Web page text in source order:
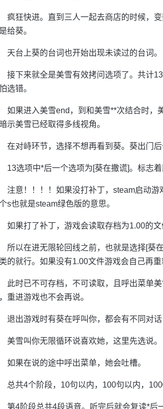
疯狂快进。直到三人一起去商店的时候，
给葵。
天台上葵的台词也开始出现未读过的台词。
接下来就全是美雪有效拷问选项了。共计
选错。
如果进入美雪end，到和美雪**次结合时，
示美雪已经取得多线视角。
在对峙环节，选择不想再看到葵。葵出门后
13选项中*后一个选项为[葵在撒谎]。标志着
注意！！！！如果没打补丁，steam启动
s也就是steam绿色版的意思。
如果打了补丁，游戏会读取存档为1.00的
所以在进无限轮回线之前，也就是选择[葵
的就行。如果没有1.00文件游戏会自己再
此时已不可存档，不可读取，且呼出菜单
重进游戏也不会再说。
退出游戏时有葵在呼叫你，都会有不同对
美雪叫你无限循环说喜欢她，这里先选说。
如果在说的途中呼出菜单，她会吐槽。
总共4个阶段，10句以内，100句以内，
第4阶段总共4段语音。听完后就会复读*后